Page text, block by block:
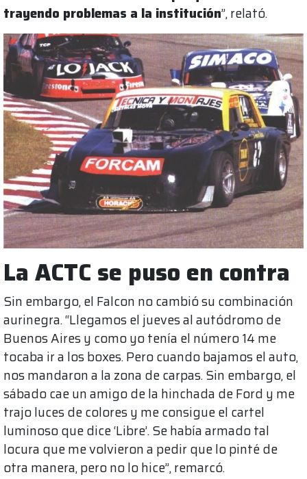
trayendo problemas a la institución”, relató.
La ACTC se puso en contra
Sin embargo, el Falcon no cambió su combinación
aurinegra. “Llegamos el jueves al autódromo de
Buenos Aires y como yo tenía el número 14 me
tocaba ir a los boxes. Pero cuando bajamos el auto,
nos mandaron a la zona de carpas. Sin embargo, el
sábado cae un amigo de la hinchada de Ford y me
trajo luces de colores y me consigue el cartel
luminoso que dice ‘Libre’. Se había armado tal
locura que me volvieron a pedir que lo pinté de
otra manera, pero no lo hice”, remarcó.